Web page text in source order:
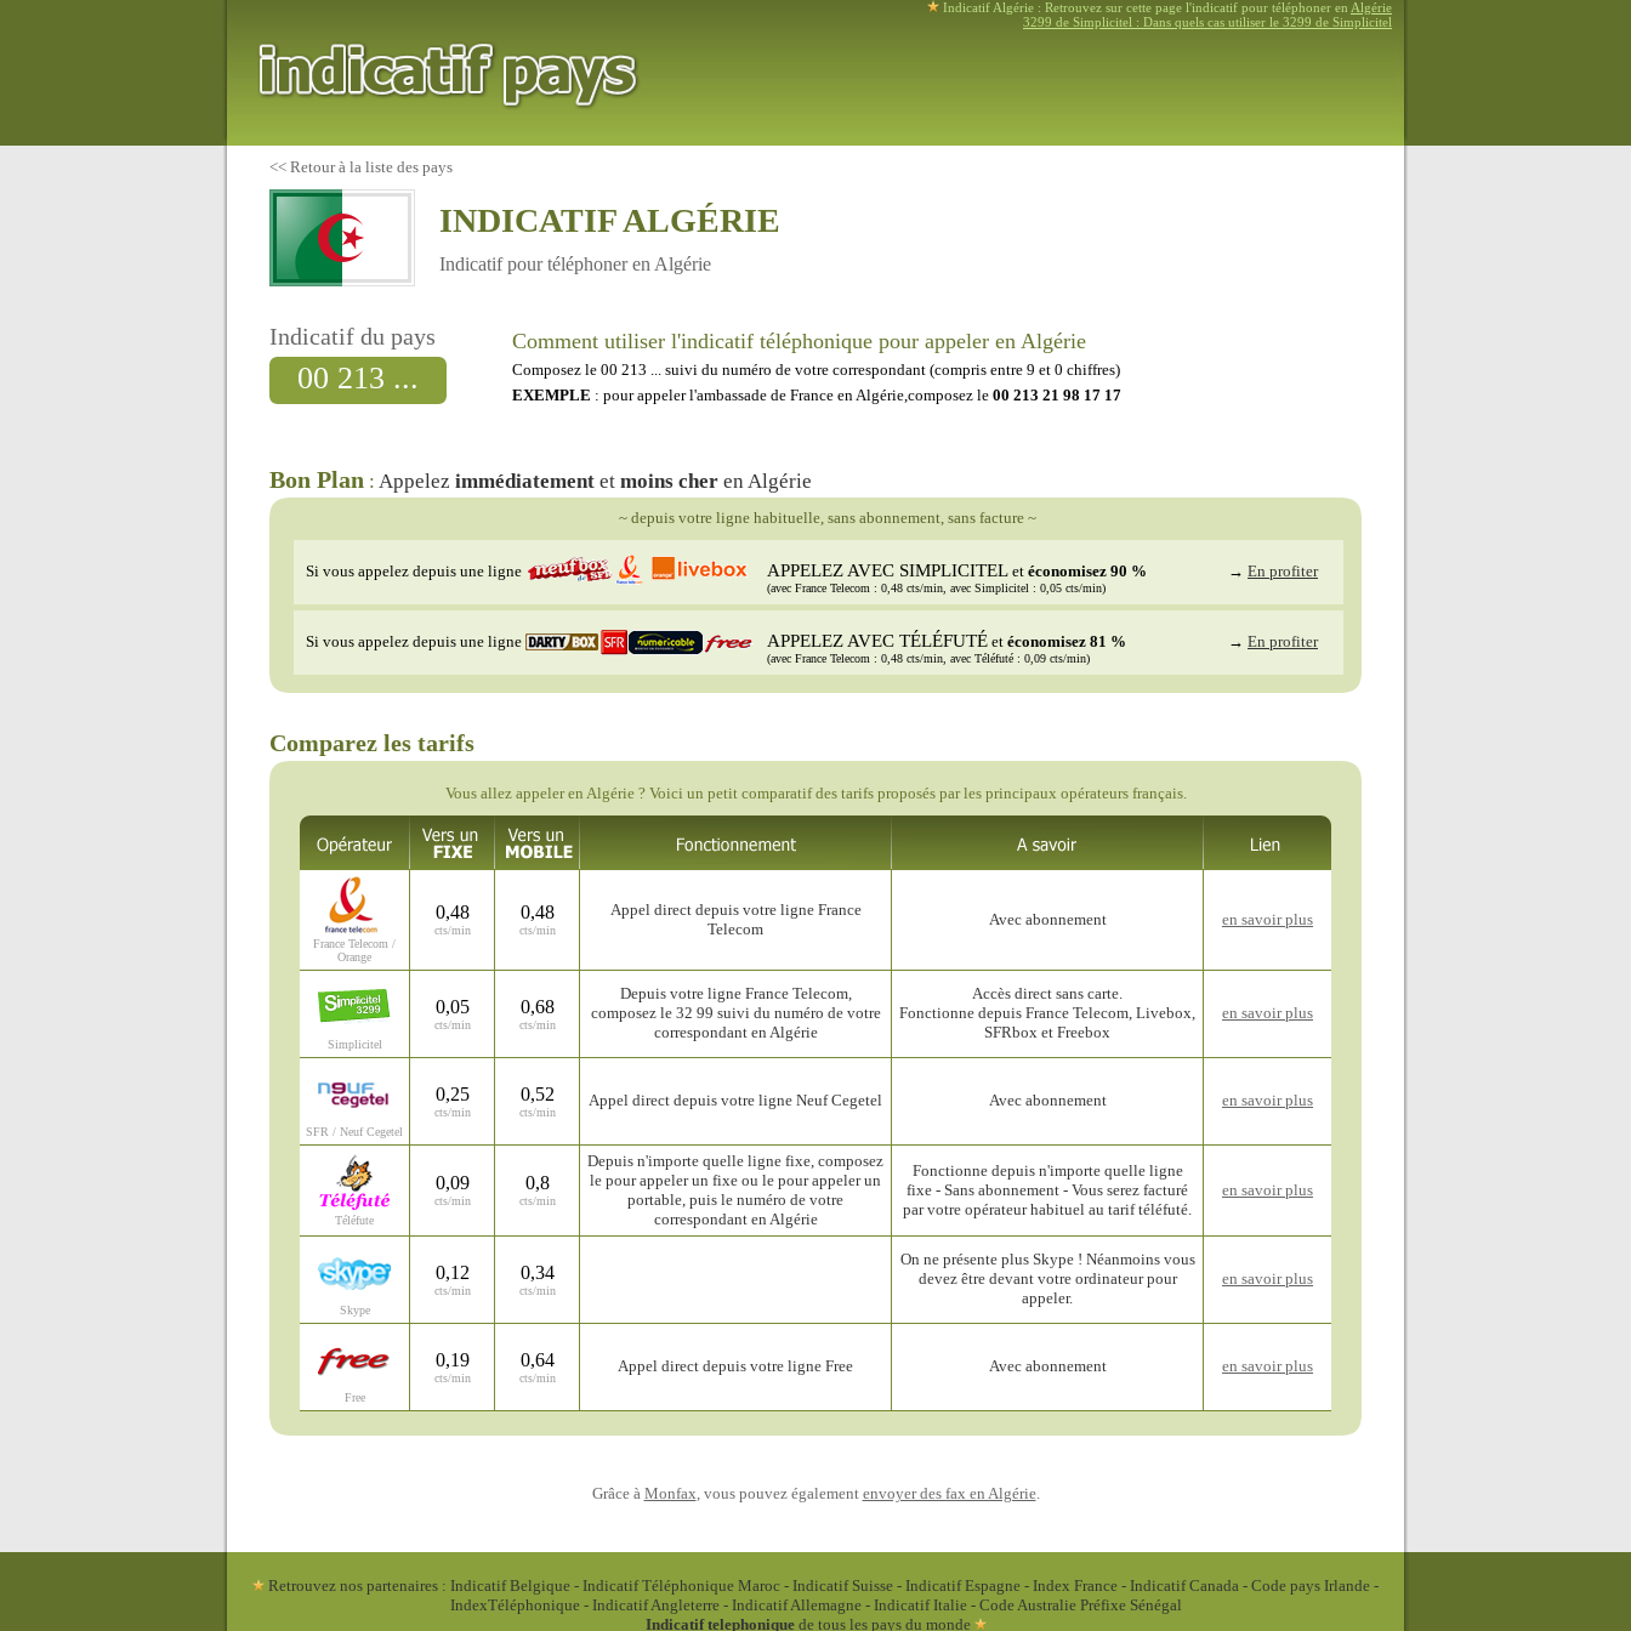
Indicatif Algérie : Retrouvez sur cette page l'indicatif pour téléphoner en Algérie
3299 de Simplicitel : Dans quels cas utiliser le 3299 de Simplicitel
<< Retour à la liste des pays
INDICATIF ALGÉRIE
Indicatif pour téléphoner en Algérie
Indicatif du pays
00 213 ...
Comment utiliser l'indicatif téléphonique pour appeler en Algérie
Composez le 00 213 ... suivi du numéro de votre correspondant (compris entre 9 et 0 chiffres)
EXEMPLE : pour appeler l'ambassade de France en Algérie,composez le 00 213 21 98 17 17
Bon Plan : Appelez immédiatement et moins cher en Algérie
~ depuis votre ligne habituelle, sans abonnement, sans facture ~
Si vous appelez depuis une ligne APPELEZ AVEC SIMPLICITEL et économisez 90 %
(avec France Telecom : 0,48 cts/min, avec Simplicitel : 0,05 cts/min)
→ En profiter
Si vous appelez depuis une ligne APPELEZ AVEC TÉLÉFUTÉ et économisez 81 %
(avec France Telecom : 0,48 cts/min, avec Téléfuté : 0,09 cts/min)
→ En profiter
Comparez les tarifs
Vous allez appeler en Algérie ? Voici un petit comparatif des tarifs proposés par les principaux opérateurs français.
France Telecom /
Orange
0,48
cts/min
0,48
cts/min
Appel direct depuis votre ligne France
Telecom
Avec abonnement en savoir plus
Simplicitel
0,05
cts/min
0,68
cts/min
Depuis votre ligne France Telecom,
composez le 32 99 suivi du numéro de votre
correspondant en Algérie
Accès direct sans carte.
Fonctionne depuis France Telecom, Livebox,
SFRbox et Freebox
en savoir plus
SFR / Neuf Cegetel
0,25
cts/min
0,52
cts/min
Appel direct depuis votre ligne Neuf Cegetel Avec abonnement en savoir plus
Téléfute
0,09
cts/min
0,8
cts/min
Depuis n'importe quelle ligne fixe, composez
le pour appeler un fixe ou le pour appeler un
portable, puis le numéro de votre
correspondant en Algérie
Fonctionne depuis n'importe quelle ligne
fixe - Sans abonnement - Vous serez facturé
par votre opérateur habituel au tarif téléfuté.
en savoir plus
Skype
0,12
cts/min
0,34
cts/min
On ne présente plus Skype ! Néanmoins vous
devez être devant votre ordinateur pour
appeler.
en savoir plus
Free
0,19
cts/min
0,64
cts/min
Appel direct depuis votre ligne Free Avec abonnement en savoir plus
Grâce à Monfax, vous pouvez également envoyer des fax en Algérie.
Retrouvez nos partenaires : Indicatif Belgique - Indicatif Téléphonique Maroc - Indicatif Suisse - Indicatif Espagne - Index France - Indicatif Canada - Code pays Irlande -
IndexTéléphonique - Indicatif Angleterre- Indicatif Allemagne- Indicatif Italie- Code Australie Préfixe Sénégal
Indicatif telephoniquede tous les pays du monde